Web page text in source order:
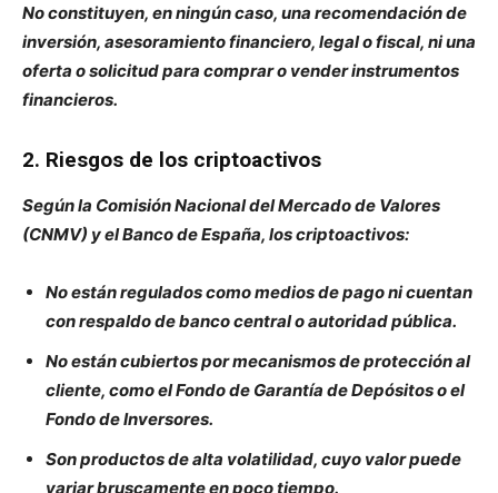
No constituyen, en ningún caso, una recomendación de
inversión, asesoramiento financiero, legal o fiscal, ni una
oferta o solicitud para comprar o vender instrumentos
financieros.
2. Riesgos de los criptoactivos
Según la Comisión Nacional del Mercado de Valores
(CNMV) y el Banco de España, los criptoactivos:
No están regulados como medios de pago ni cuentan
con respaldo de banco central o autoridad pública.
No están cubiertos por mecanismos de protección al
cliente, como el Fondo de Garantía de Depósitos o el
Fondo de Inversores.
Son productos de alta volatilidad, cuyo valor puede
variar bruscamente en poco tiempo.